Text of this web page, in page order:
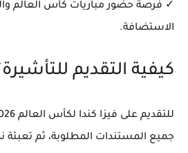
✓ فرصة حضور مباريات كأس العالم
الاستضافة.
كيفية التقديم
جميع المستندات المطلوبة، ثم تعبئة